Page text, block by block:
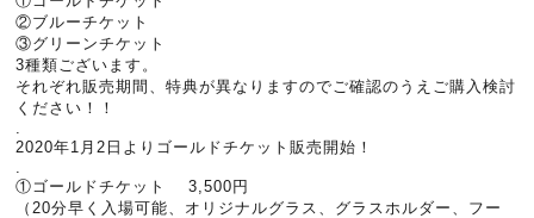
②ブルーチケット
③グリーンチケット
3種類ございます。
それぞれ販売期間、特典が異なりますのでご確認のうえご購入検討
ください！！
.
2020年1月2日よりゴールドチケット販売開始！
.
①ゴールドチケット 3,500円
（20分早く入場可能、オリジナルグラス、グラスホルダー、フー